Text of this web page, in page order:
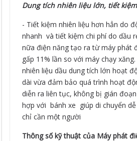
Dung tích nhiên liệu lớn, tiết
- Tiết kiệm nhiên liệu hơn hẳn do
nhanh và tiết kiệm chi phí do dầu
nữa điện năng tạo ra từ máy phát
gấp 11% lần so với máy chạy
nhiên liệu dầu dung tích lớn hoạt
dài vừa đảm bảo quá trình hoạt
diễn ra liên tục, không bị gián
hợp với bánh xe giúp di chuyển
chỉ cần một người
Thông số kỹ thuật của Máy phát